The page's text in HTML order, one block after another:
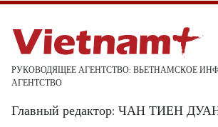
РУКОВОДЯЩЕЕ АГЕНТСТВО: ВЬЕТНАМСКОЕ
АГЕНТСТВО
Главный редактор: ЧАН ТИЕН